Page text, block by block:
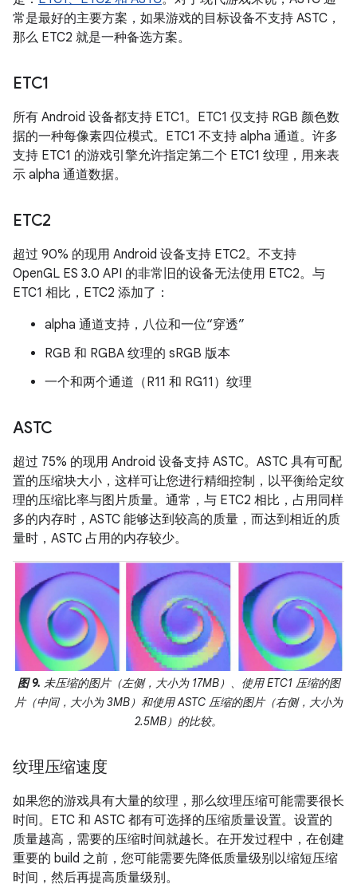
常是最好的主要方案，如果游戏的目标设备不支持 ASTC，
那么 ETC2 就是一种备选方案。
ETC1
所有 Android 设备都支持 ETC1。ETC1 仅支持 RGB 颜色数
据的一种每像素四位模式。ETC1 不支持 alpha 通道。许多
支持 ETC1 的游戏引擎允许指定第二个 ETC1 纹理，用来表
示 alpha 通道数据。
ETC2
超过 90% 的现用 Android 设备支持 ETC2。不支持
OpenGL ES 3.0 API 的非常旧的设备无法使用 ETC2。与
ETC1 相比，ETC2 添加了：
alpha 通道支持，八位和一位“穿透”
RGB 和 RGBA 纹理的 sRGB 版本
一个和两个通道（R11 和 RG11）纹理
ASTC
超过 75% 的现用 Android 设备支持 ASTC。ASTC 具有可配
置的压缩块大小，这样可让您进行精细控制，以平衡给定纹
理的压缩比率与图片质量。通常，与 ETC2 相比，占用同样
多的内存时，ASTC 能够达到较高的质量，而达到相近的质
量时，ASTC 占用的内存较少。
图 9. 未压缩的图片（左侧，大小为 17MB）、使用 ETC1 压缩的图
片（中间，大小为 3MB）和使用 ASTC 压缩的图片（右侧，大小为
2.5MB）的比较。
纹理压缩速度
如果您的游戏具有大量的纹理，那么纹理压缩可能需要很长
时间。ETC 和 ASTC 都有可选择的压缩质量设置。设置的
质量越高，需要的压缩时间就越长。在开发过程中，在创建
重要的 build 之前，您可能需要先降低质量级别以缩短压缩
时间，然后再提高质量级别。